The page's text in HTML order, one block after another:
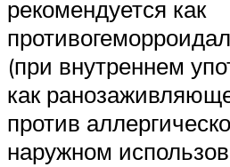
рекомендуется как
(при внутреннем
как
против
наружном